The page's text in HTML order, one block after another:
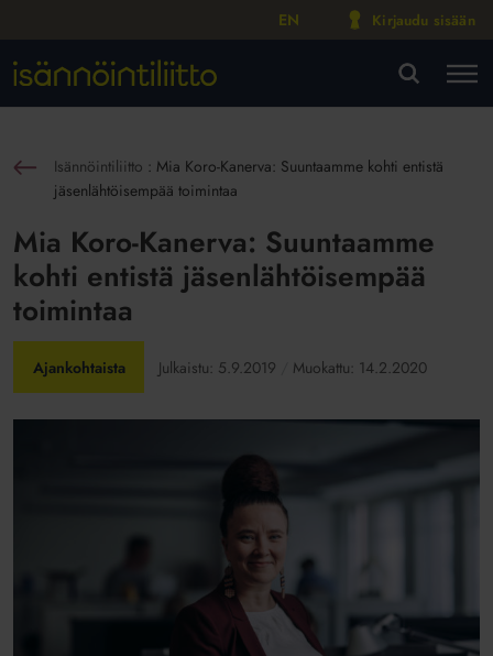
EN Kirjaudu sisään
Isännöintiliitto : Mia Koro-Kanerva: Suuntaamme kohti entistä
jäsenlähtöisempää toimintaa
Mia Koro-Kanerva: Suuntaamme
kohti entistä jäsenlähtöisempää
toimintaa
Ajankohtaista Julkaistu: 5.9.2019 Muokattu: 14.2.2020